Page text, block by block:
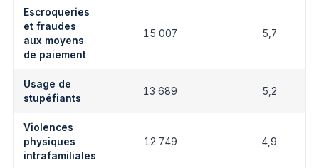
Escroqueries
et fraudes
aux moyens
de paiement
15 007 5,7
Usage de
stupéfiants
13 689 5,2
Violences
physiques
intrafamiliales
12 749 4,9